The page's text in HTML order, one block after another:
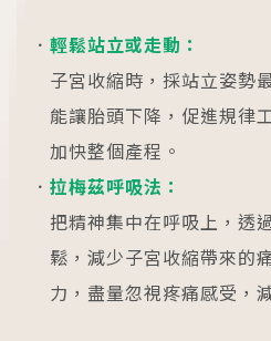
輕鬆站立或走動：
子宮收縮時，採站立姿勢
能讓胎頭下降，促進規律
加快整個產程。
拉梅茲呼吸法：
把精神集中在呼吸上，透
鬆，減少子宮收縮帶來的
力，盡量忽視疼痛感受，